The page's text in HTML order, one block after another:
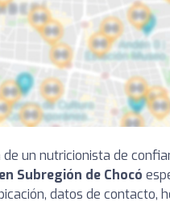
de un nutricionista de
Subregión de Chocó
datos de contacto,